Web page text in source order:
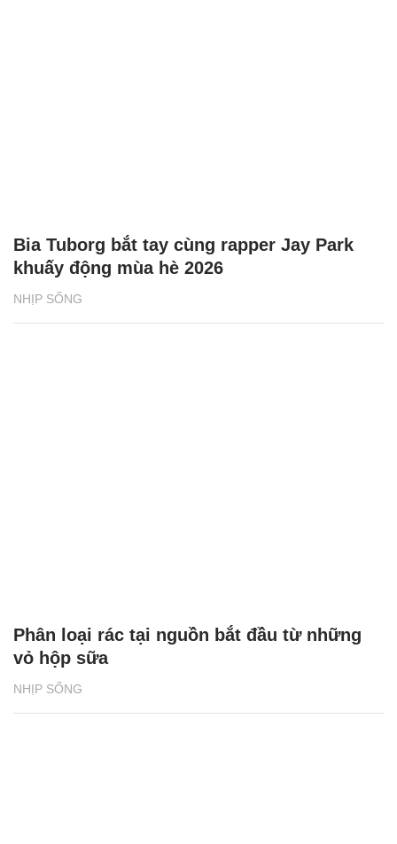
NHỊP SỐNG
Bia Tuborg bắt tay cùng rapper Jay Park
khuấy động mùa hè 2026
NHỊP SỐNG
Phân loại rác tại nguồn bắt đầu từ những
vỏ hộp sữa